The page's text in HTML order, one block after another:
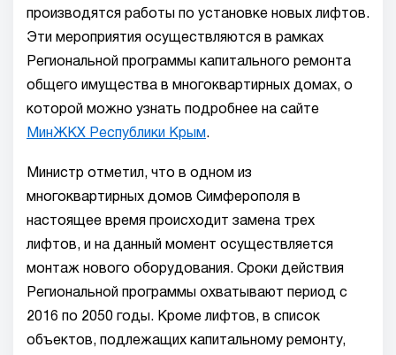
производятся работы по установке новых лифтов.
Эти мероприятия осуществляются в рамках
Региональной программы капитального ремонта
общего имущества в многоквартирных домах, о
которой можно узнать подробнее на сайте
МинЖКХ Республики Крым .
Министр отметил, что в одном из
многоквартирных домов Симферополя в
настоящее время происходит замена трех
лифтов, и на данный момент осуществляется
монтаж нового оборудования. Сроки действия
Региональной программы охватывают период с
2016 по 2050 годы. Кроме лифтов, в список
объектов, подлежащих капитальному ремонту,